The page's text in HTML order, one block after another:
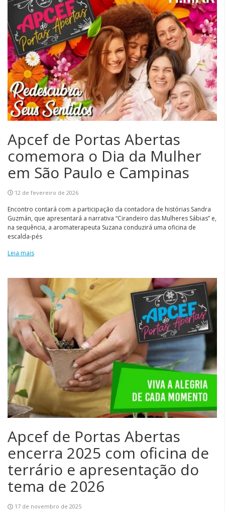
Apcef de Portas Abertas
comemora o Dia da Mulher
em São Paulo e Campinas
12 de fevereiro de 2026
Encontro contará com a participação da contadora de histórias Sandra
Guzmán, que apresentará a narrativa “Cirandeiro das Mulheres Sábias” e,
na sequência, a aromaterapeuta Suzana conduzirá uma oficina de
escalda-pés
Leia mais
Apcef de Portas Abertas
encerra 2025 com oficina de
terrário e apresentação do
tema de 2026
17 de novembro de 2025